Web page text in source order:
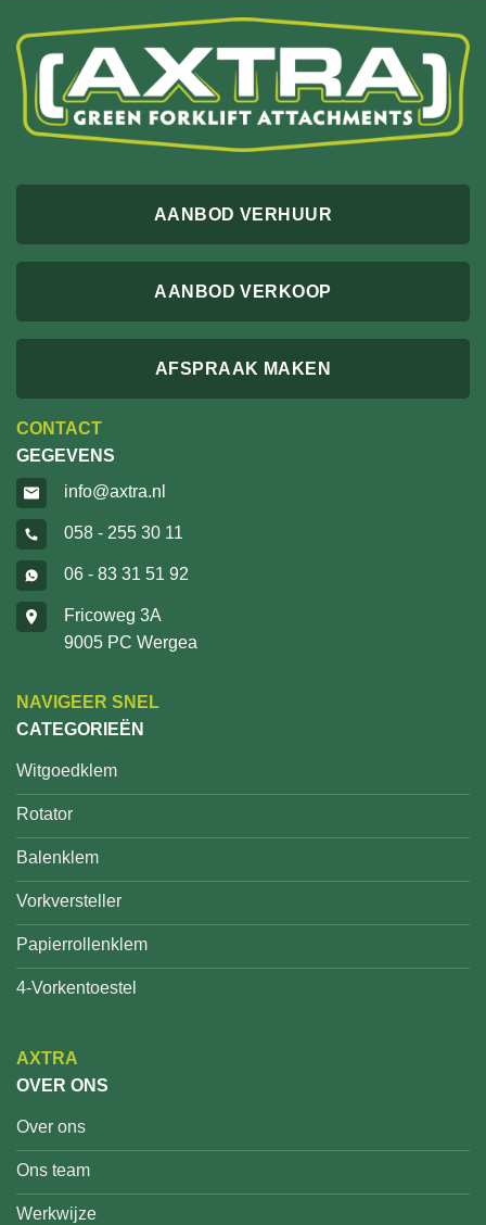
AANBOD VERHUUR
AANBOD VERKOOP
AFSPRAAK MAKEN
CONTACT
GEGEVENS
info@axtra.nl
058 - 255 30 11
06 - 83 31 51 92
Fricoweg 3A
9005 PC Wergea
NAVIGEER SNEL
CATEGORIEËN
Witgoedklem
Rotator
Balenklem
Vorkversteller
Papierrollenklem
4-Vorkentoestel
AXTRA
OVER ONS
Over ons
Ons team
Werkwijze